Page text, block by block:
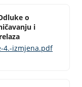
o
i
4.-izmjena.pdf